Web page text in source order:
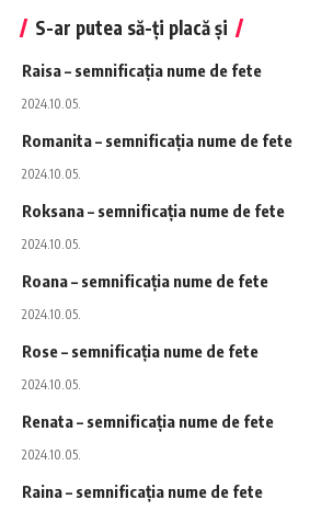
S-ar putea să-ți placă și
Raisa – semnificația nume de fete
2024.10.05.
Romanita – semnificația nume de fete
2024.10.05.
Roksana – semnificația nume de fete
2024.10.05.
Roana – semnificația nume de fete
2024.10.05.
Rose – semnificația nume de fete
2024.10.05.
Renata – semnificația nume de fete
2024.10.05.
Raina – semnificația nume de fete